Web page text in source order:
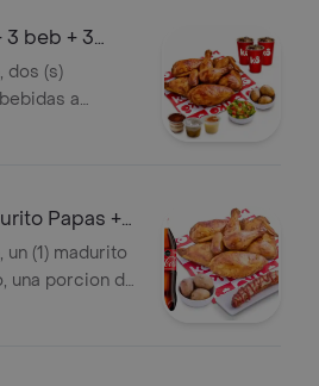
3 beb + 3
dos (s)
a
Papas +
un (1) madurito
una porcion de
(1) Coca-